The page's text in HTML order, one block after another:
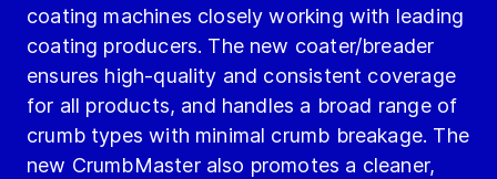
coating machines closely working with leading
coating producers. The new coater/breader
ensures high-quality and consistent coverage
for all products, and handles a broad range of
crumb types with minimal crumb breakage. The
new CrumbMaster also promotes a cleaner,